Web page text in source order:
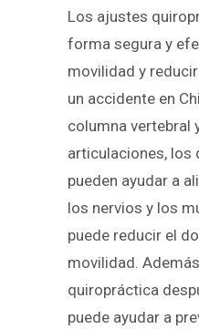
Los ajustes
forma segura y
movilidad y
un accidente en
columna vertebral
articulaciones, los
pueden ayudar a
los nervios y los
puede reducir el
movilidad.
quiropráctica
puede ayudar a